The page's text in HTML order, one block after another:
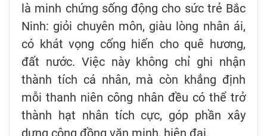
là minh chứng sống động cho sức trẻ Bắc
Ninh: giỏi chuyên môn, giàu lòng nhân ái,
có khát vọng cống hiến cho quê hương,
đất nước. Việc này không chỉ ghi nhận
thành tích cá nhân, mà còn khẳng định
mỗi thanh niên công nhân đều có thể trở
thành hạt nhân tích cực, góp phần xây
dựng cộng đồng văn minh, hiện đại.